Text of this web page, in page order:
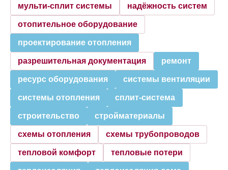
мульти-сплит системы надёжность систем
отопительное оборудование
проектирование отопления
разрешительная документация ремонт
ресурс оборудования системы вентиляции
системы отопления сплит-система
строительство стройматериалы
схемы отопления схемы трубопроводов
тепловой комфорт тепловые потери